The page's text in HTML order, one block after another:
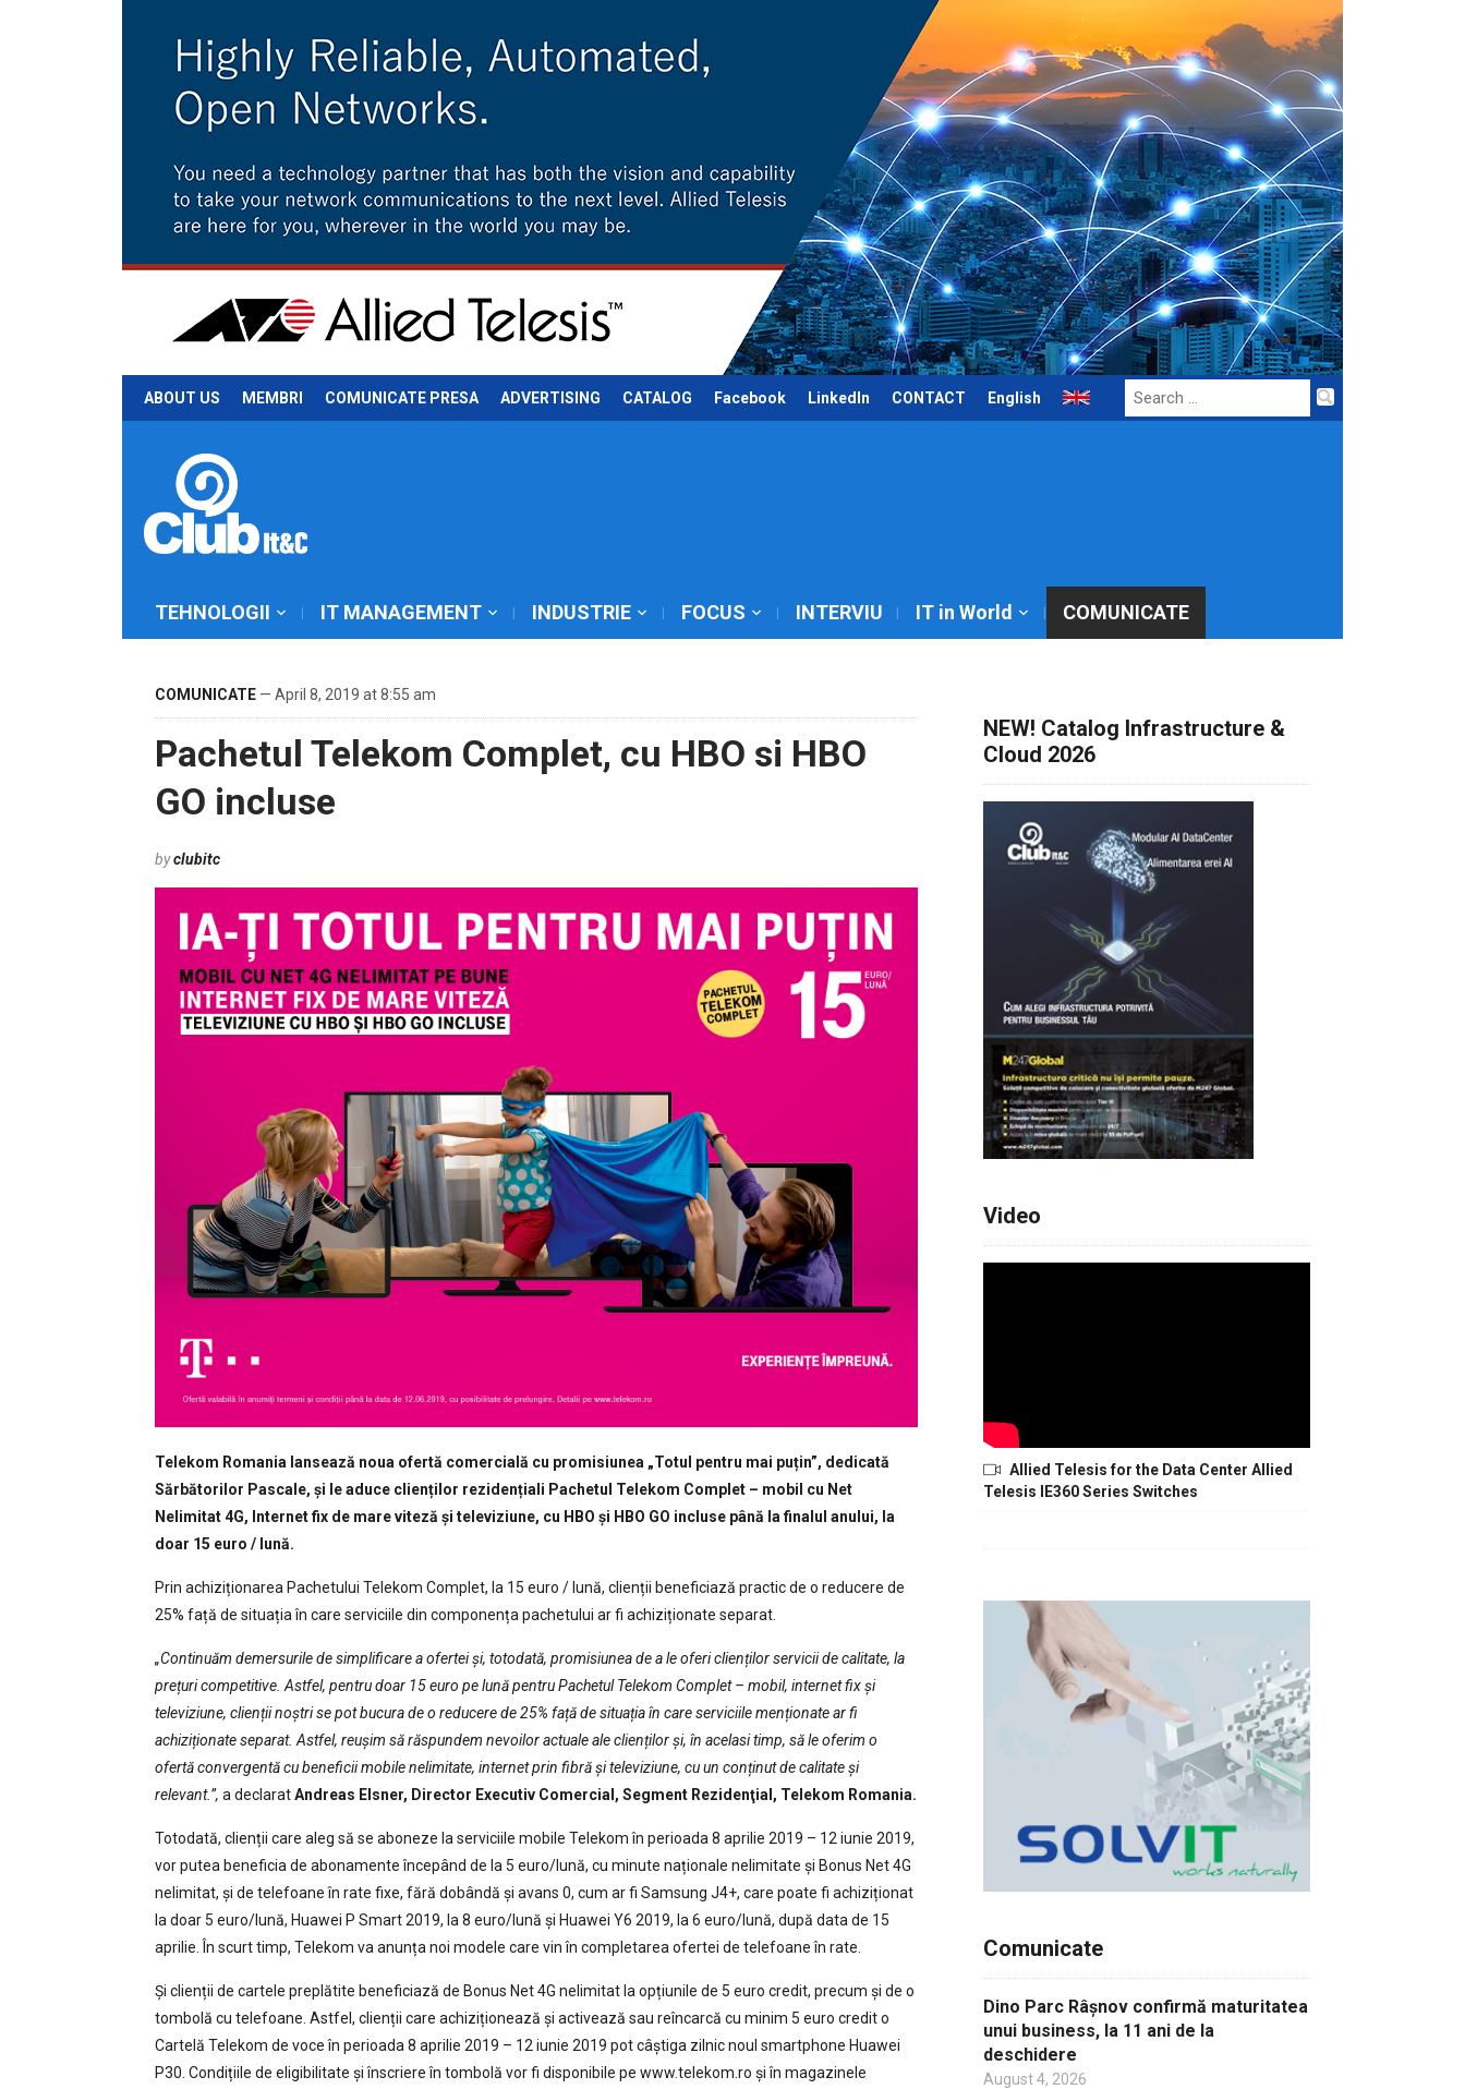
ABOUT US MEMBRI COMUNICATE PRESA ADVERTISING CATALOG Facebook LinkedIn CONTACT English
Search
for:
TEHNOLOGII IT MANAGEMENT INDUSTRIE FOCUS INTERVIU IT in World COMUNICATE
COMUNICATE — April 8, 2019 at 8:55 am
Pachetul Telekom Complet, cu HBO si HBO
GO incluse
byclubitc
Telekom Romania lansează noua ofertă comercială cu promisiunea „Totul pentru mai puțin”, dedicată
Sărbătorilor Pascale, și le aduce clienților rezidențiali Pachetul Telekom Complet – mobil cu Net
Nelimitat 4G, Internet fix de mare viteză și televiziune, cu HBO și HBO GO incluse până la finalul anului, la
doar 15 euro / lună.
Prin achiziționarea Pachetului Telekom Complet, la 15 euro / lună, clienții beneficiază practic de o reducere de
25% față de situația în care serviciile din componența pachetului ar fi achiziționate separat.
„Continuăm demersurile de simplificare a ofertei și, totodată, promisiunea de a le oferi clienților servicii de calitate, la
prețuri competitive. Astfel, pentru doar 15 euro pe lună pentru Pachetul Telekom Complet – mobil, internet fix și
televiziune, clienții noștri se pot bucura de o reducere de 25% față de situația în care serviciile menționate ar fi
achiziționate separat. Astfel, reușim să răspundem nevoilor actuale ale clienților și, în acelasi timp, să le oferim o
ofertă convergentă cu beneficii mobile nelimitate, internet prin fibră și televiziune, cu un conținut de calitate și
relevant.”, a declaratAndreas Elsner, Director Executiv Comercial, Segment Rezidenţial, Telekom Romania.
Totodată, clienții care aleg să se aboneze la serviciile mobile Telekom în perioada 8 aprilie 2019 – 12 iunie 2019,
vor putea beneficia de abonamente începând de la 5 euro/lună, cu minute naționale nelimitate și Bonus Net 4G
nelimitat, și de telefoane în rate fixe, fără dobândă și avans 0, cum ar fi Samsung J4+, care poate fi achiziționat
la doar 5 euro/lună, Huawei P Smart 2019, la 8 euro/lună și Huawei Y6 2019, la 6 euro/lună, după data de 15
aprilie. În scurt timp, Telekom va anunța noi modele care vin în completarea ofertei de telefoane în rate.
Și clienții de cartele preplătite beneficiază de Bonus Net 4G nelimitat la opțiunile de 5 euro credit, precum și de o
tombolă cu telefoane. Astfel, clienții care achiziționează și activează sau reîncarcă cu minim 5 euro credit o
Cartelă Telekom de voce în perioada 8 aprilie 2019 – 12 iunie 2019 pot câștiga zilnic noul smartphone Huawei
P30. Condițiile de eligibilitate și înscriere în tombolă vor fi disponibile pe www.telekom.ro și în magazinele
NEW! Catalog Infrastructure &
Cloud 2026
Video
Allied Telesis for the Data Center Allied
Telesis IE360 Series Switches
Comunicate
Dino Parc Râșnov confirmă maturitatea
unui business, la 11 ani de la
deschidere
August 4, 2026